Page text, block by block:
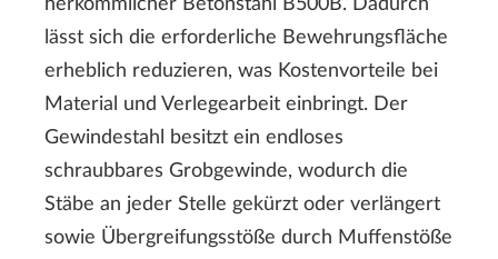
herkömmlicher Betonstahl B500B. Dadurch
lässt sich die erforderliche Bewehrungsfläche
erheblich reduzieren, was Kostenvorteile bei
Material und Verlegearbeit einbringt. Der
Gewindestahl besitzt ein endloses
schraubbares Grobgewinde, wodurch die
Stäbe an jeder Stelle gekürzt oder verlängert
sowie Übergreifungsstöße durch Muffenstöße